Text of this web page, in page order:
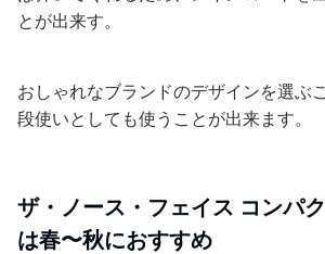
とが出来す。
おしゃれなブランドのデザインを選ぶ
段使いとしても使うことが出来ます。
ザ・ノース・フェイス コンパ
は春〜秋におすすめ